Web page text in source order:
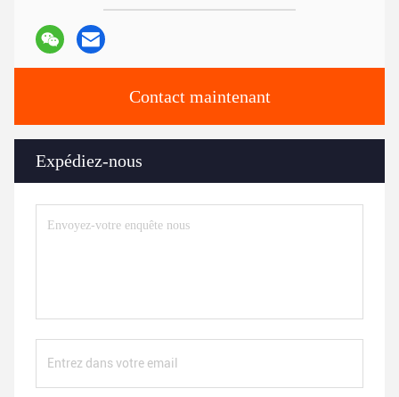
Contact maintenant
Expédiez-nous